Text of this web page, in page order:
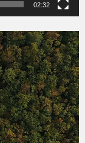
02:32